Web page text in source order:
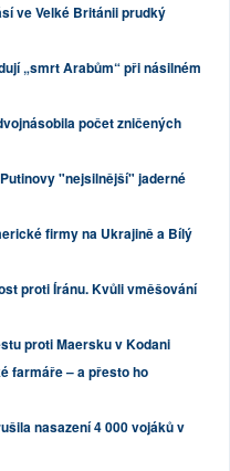
ve Velké Británii prudký
„smrt Arabům“ při násilném
počet zničených
"nejsilnější" jaderné
firmy na Ukrajině a Bílý
proti Íránu. Kvůli vměšování
proti Maersku v Kodani
farmáře – a přesto ho
nasazení 4 000 vojáků v